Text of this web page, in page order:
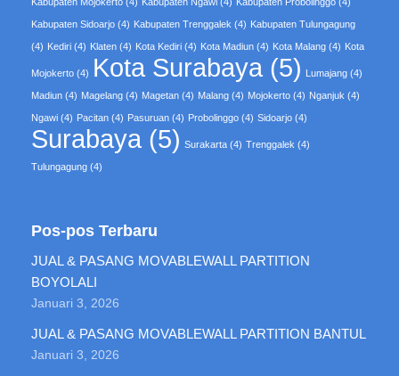
Kabupaten Sidoarjo (4) Kabupaten Trenggalek (4) Kabupaten Tulungagung
(4) Kediri (4) Klaten (4) Kota Kediri (4) Kota Madiun (4) Kota Malang (4) Kota
Mojokerto (4) Kota Surabaya (5) Lumajang (4)
Madiun (4) Magelang (4) Magetan (4) Malang (4) Mojokerto (4) Nganjuk (4)
Ngawi (4) Pacitan (4) Pasuruan (4) Probolinggo (4) Sidoarjo (4)
Surabaya (5) Surakarta (4) Trenggalek (4)
Tulungagung (4)
Pos-pos Terbaru
JUAL & PASANG MOVABLEWALL PARTITION
BOYOLALI
Januari 3, 2026
JUAL & PASANG MOVABLEWALL PARTITION BANTUL
Januari 3, 2026